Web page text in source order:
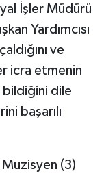
İşler Müdürü
Yardımcısı
ve
icra etmenin
bildiğini dile
başarılı